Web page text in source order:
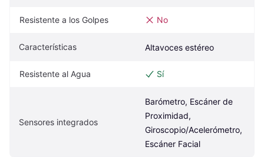
Resistente a los Golpes No
Características Altavoces estéreo
Resistente al Agua Sí
Sensores integrados
Barómetro, Escáner de
Proximidad,
Giroscopio/Acelerómetro,
Escáner Facial